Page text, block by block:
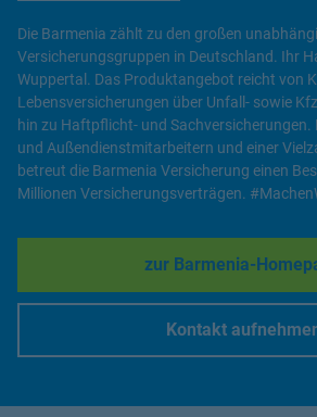
Die Barmenia zählt zu den großen
Versicherungsgruppen in Deutschland. Ihr
Wuppertal. Das Produktangebot reicht von
Lebensversicherungen über Unfall- sowie
hin zu Haftpflicht- und Sachversicherungen.
und Außendienstmitarbeitern und einer
betreut die Barmenia Versicherung einen
Millionen Versicherungsverträgen.
zur Barmenia-Link
Kontakt